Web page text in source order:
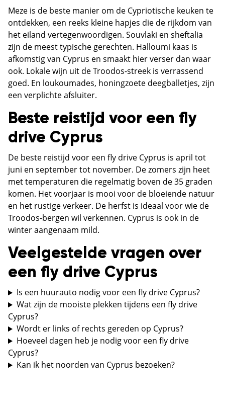
Meze is de beste manier om de Cypriotische keuken te
ontdekken, een reeks kleine hapjes die de rijkdom van
het eiland vertegenwoordigen. Souvlaki en sheftalia
zijn de meest typische gerechten. Halloumi kaas is
afkomstig van Cyprus en smaakt hier verser dan waar
ook. Lokale wijn uit de Troodos-streek is verrassend
goed. En loukoumades, honingzoete deegballetjes, zijn
een verplichte afsluiter.
Beste reistijd voor een fly
drive Cyprus
De beste reistijd voor een fly drive Cyprus is april tot
juni en september tot november. De zomers zijn heet
met temperaturen die regelmatig boven de 35 graden
komen. Het voorjaar is mooi voor de bloeiende natuur
en het rustige verkeer. De herfst is ideaal voor wie de
Troodos-bergen wil verkennen. Cyprus is ook in de
winter aangenaam mild.
Veelgestelde vragen over
een fly drive Cyprus
Is een huurauto nodig voor een fly drive Cyprus?
Wat zijn de mooiste plekken tijdens een fly drive
Cyprus?
Wordt er links of rechts gereden op Cyprus?
Hoeveel dagen heb je nodig voor een fly drive
Cyprus?
Kan ik het noorden van Cyprus bezoeken?